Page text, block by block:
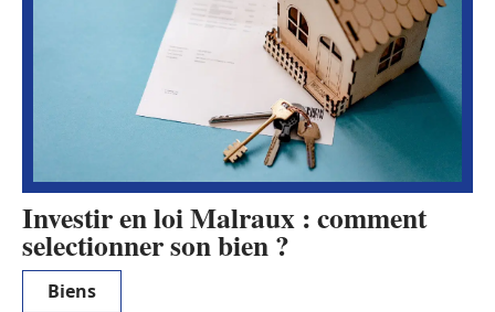
Investir en loi Malraux : comment
selectionner son bien ?
Biens